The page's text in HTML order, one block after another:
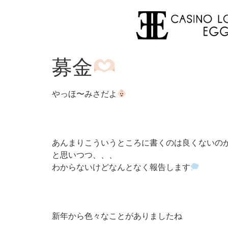
募金
やっほ〜みさだよ
あんまりこういうところに書くのは良くないの
と思いつつ、、、
わからないけどなんとなく報告します
新年から色々なことがありましたね